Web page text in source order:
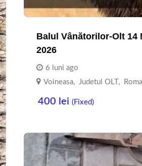
Balul Vânătorilor-Olt 14
2026
6 luni ago
Voineasa, Judetul OLT,
400 lei (Fixed)